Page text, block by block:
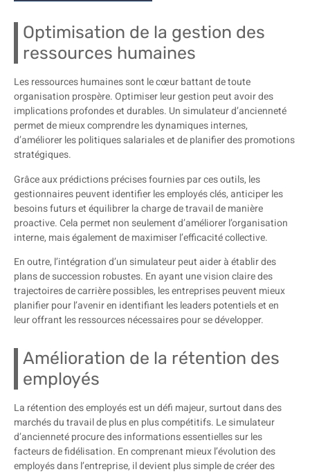
Optimisation de la gestion des
ressources humaines
Les ressources humaines sont le cœur battant de toute
organisation prospère. Optimiser leur gestion peut avoir des
implications profondes et durables. Un simulateur d’ancienneté
permet de mieux comprendre les dynamiques internes,
d’améliorer les politiques salariales et de planifier des promotions
stratégiques.
Grâce aux prédictions précises fournies par ces outils, les
gestionnaires peuvent identifier les employés clés, anticiper les
besoins futurs et équilibrer la charge de travail de manière
proactive. Cela permet non seulement d’améliorer l’organisation
interne, mais également de maximiser l’efficacité collective.
En outre, l’intégration d’un simulateur peut aider à établir des
plans de succession robustes. En ayant une vision claire des
trajectoires de carrière possibles, les entreprises peuvent mieux
planifier pour l’avenir en identifiant les leaders potentiels et en
leur offrant les ressources nécessaires pour se développer.
Amélioration de la rétention des
employés
La rétention des employés est un défi majeur, surtout dans des
marchés du travail de plus en plus compétitifs. Le simulateur
d’ancienneté procure des informations essentielles sur les
facteurs de fidélisation. En comprenant mieux l’évolution des
employés dans l’entreprise, il devient plus simple de créer des